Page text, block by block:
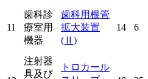
11
歯科診
療室用
機器
歯科用根管
拡大装置
(Ⅱ)
14 6
注射器
具及び
トロカール